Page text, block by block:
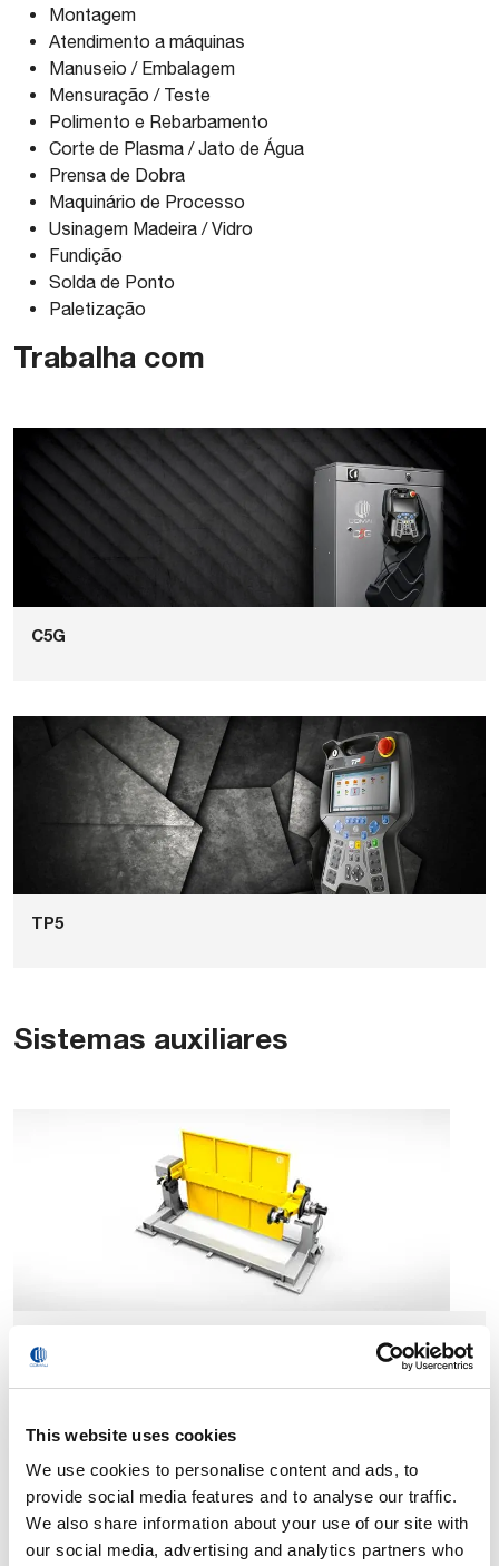
This website uses cookies
We use cookies to personalise content and ads, to
provide social media features and to analyse our traffic.
We also share information about your use of our site with
our social media, advertising and analytics partners who
Montagem
Atendimento a máquinas
Manuseio / Embalagem
Mensuração / Teste
Polimento e Rebarbamento
Corte de Plasma / Jato de Água
Prensa de Dobra
Maquinário de Processo
Usinagem Madeira / Vidro
Fundição
Solda de Ponto
Paletização
Trabalha com
C5G
TP5
Sistemas auxiliares